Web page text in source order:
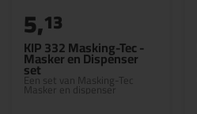
KIP 332 Masking-Tec -
Masker en Dispenser
set
Een set van Masking-Tec
Masker en dispenser
5,13